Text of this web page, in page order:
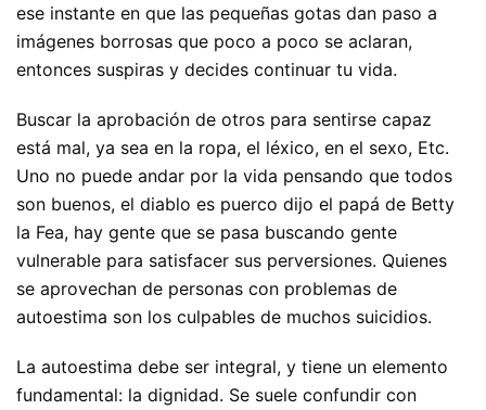
ese instante en que las pequeñas gotas dan paso a
imágenes borrosas que poco a poco se aclaran,
entonces suspiras y decides continuar tu vida.
Buscar la aprobación de otros para sentirse capaz
está mal, ya sea en la ropa, el léxico, en el sexo, Etc.
Uno no puede andar por la vida pensando que todos
son buenos, el diablo es puerco dijo el papá de Betty
la Fea, hay gente que se pasa buscando gente
vulnerable para satisfacer sus perversiones. Quienes
se aprovechan de personas con problemas de
autoestima son los culpables de muchos suicidios.
La autoestima debe ser integral, y tiene un elemento
fundamental: la dignidad. Se suele confundir con